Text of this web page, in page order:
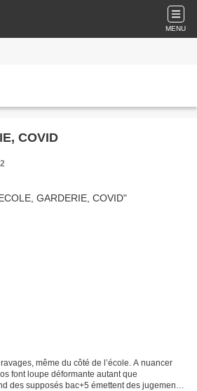
MENU
COVID
même du côté de l’école. A nuancer
font loupe déformante autant que
des supposés bac+5 émettent des jugements